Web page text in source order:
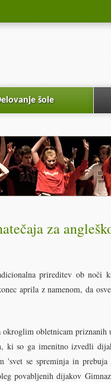
šole
za
prireditev ob noči
aprila z namenom, da
okroglim obletnicam
ki so ga imenitno izvedli
'svet se spreminja in
povabljenih dijakov